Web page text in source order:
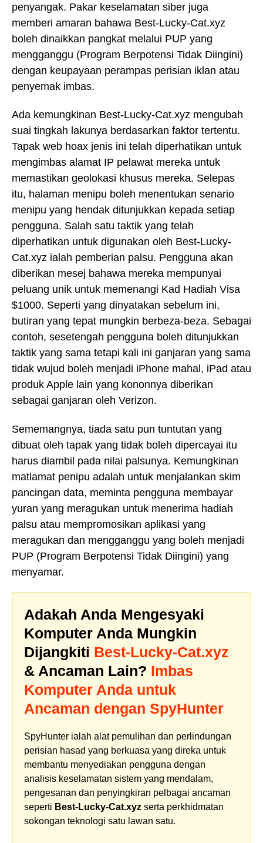
penyangak. Pakar keselamatan siber juga
memberi amaran bahawa Best-Lucky-Cat.xyz
boleh dinaikkan pangkat melalui PUP yang
mengganggu (Program Berpotensi Tidak Diingini)
dengan keupayaan perampas perisian iklan atau
penyemak imbas.
Ada kemungkinan Best-Lucky-Cat.xyz mengubah
suai tingkah lakunya berdasarkan faktor tertentu.
Tapak web hoax jenis ini telah diperhatikan untuk
mengimbas alamat IP pelawat mereka untuk
memastikan geolokasi khusus mereka. Selepas
itu, halaman menipu boleh menentukan senario
menipu yang hendak ditunjukkan kepada setiap
pengguna. Salah satu taktik yang telah
diperhatikan untuk digunakan oleh Best-Lucky-
Cat.xyz ialah pemberian palsu. Pengguna akan
diberikan mesej bahawa mereka mempunyai
peluang unik untuk memenangi Kad Hadiah Visa
$1000. Seperti yang dinyatakan sebelum ini,
butiran yang tepat mungkin berbeza-beza. Sebagai
contoh, sesetengah pengguna boleh ditunjukkan
taktik yang sama tetapi kali ini ganjaran yang sama
tidak wujud boleh menjadi iPhone mahal, iPad atau
produk Apple lain yang kononnya diberikan
sebagai ganjaran oleh Verizon.
Sememangnya, tiada satu pun tuntutan yang
dibuat oleh tapak yang tidak boleh dipercayai itu
harus diambil pada nilai palsunya. Kemungkinan
matlamat penipu adalah untuk menjalankan skim
pancingan data, meminta pengguna membayar
yuran yang meragukan untuk menerima hadiah
palsu atau mempromosikan aplikasi yang
meragukan dan mengganggu yang boleh menjadi
PUP (Program Berpotensi Tidak Diingini) yang
menyamar.
Adakah Anda Mengesyaki
Komputer Anda Mungkin
Dijangkiti Best-Lucky-Cat.xyz
& Ancaman Lain? Imbas
Komputer Anda untuk
Ancaman dengan SpyHunter
SpyHunter ialah alat pemulihan dan perlindungan
perisian hasad yang berkuasa yang direka untuk
membantu menyediakan pengguna dengan
analisis keselamatan sistem yang mendalam,
pengesanan dan penyingkiran pelbagai ancaman
seperti Best-Lucky-Cat.xyz serta perkhidmatan
sokongan teknologi satu lawan satu.